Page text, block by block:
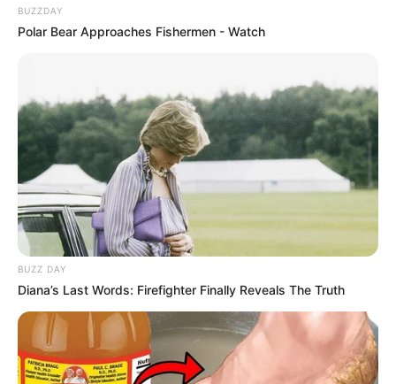
Serem! 9 Chat Ojek Online &
Pelanggan Ini Bikin Auto
Merinding
BUZZDAY
Polar Bear Approaches Fishermen - Watch
BUZZ DAY
Diana’s Last Words: Firefighter Finally Reveals The Truth